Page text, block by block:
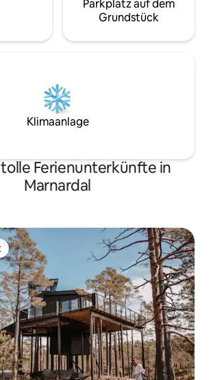
Parkplatz auf dem
Grundstück
Klimaanlage
Ferienunterkünfte in
Marnardal